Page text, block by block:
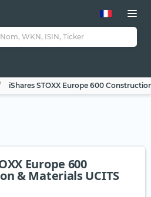
iShares STOXX Europe 600
Europe 600
& Materials UCITS